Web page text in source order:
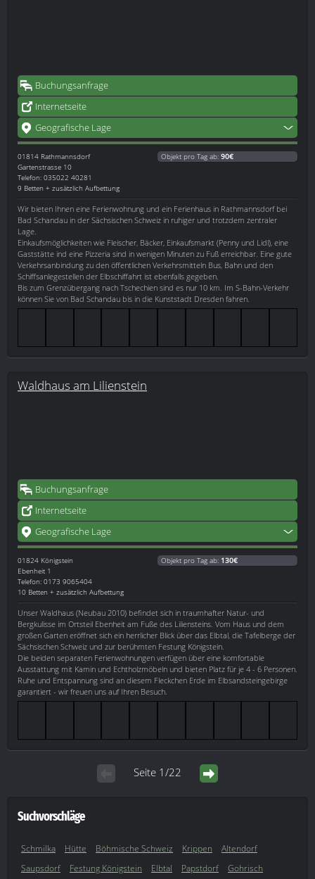
Buchungsanfrage
Internetseite
Geografische Lage
01814 Rathmannsdorf
Gartenstrasse 10
Telefon: 035022 40281
9 Betten + zusätzlich Aufbettung
Objekt pro Tag ab: 90€
Wir bieten Ihnen eine Ferienwohnung und ein Ferienhaus in Rathmannsdorf bei
Bad Schandau in der Sächsischen Schweiz in ruhiger und trotzdem zentraler
Lage.
Einkaufsmöglichkeiten wie Fleischer, Bäcker, Einkaufsmarkt (Penny und Lidl), eine
Gaststätte ind eine Pizzeria sind in wenigen Minuten zu Fuß erreichbar. Eine gute
Verkehrsanbindung zu den öffentlichen Verkehrsmitteln Bus, Bahn und den
Schiffsanlegestellen der Elbschiffahrt ist ebenfalls gegeben.
Bis zum Grenzübergang nach Tschechien sind es nur 10 km. Im S-Bahn-Verkehr
können Sie von Bad Schandau bis in die Kunststadt Dresden fahren.
Waldhaus am Lilienstein
Buchungsanfrage
Internetseite
Geografische Lage
01824 Königstein
Ebenheit 1
Telefon: 0173 9065404
10 Betten + zusätzlich Aufbettung
Objekt pro Tag ab: 130€
Unser Waldhaus (Neubau 2010) befindet sich in traumhafter Natur- und
Bergkulisse im Ortsteil Ebenheit am Fuße des Liliensteins. Vom Haus und dem
großen Garten eröffnet sich ein herrlicher Blick über das Elbtal, die Tafelberge der
Sächsischen Schweiz und zur berühmten Festung Königstein.
Die beiden separaten Ferienwohnungen verfügen über eine komfortable
Ausstattung mit Kamin und Echtholzmöbeln und bieten Platz für je 4 - 6 Personen.
Ruhe und Entspannung sind an diesem Fleckchen Erde im Elbsandsteingebirge
garantiert - wir freuen uns auf Ihren Besuch.
Seite 1/22
Suchvorschläge
Schmilka Hütte Böhmische Schweiz Krippen
Altendorf
Saupsdorf
Festung Königstein Elbtal Papstdorf Gohrisch